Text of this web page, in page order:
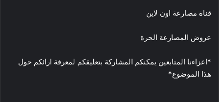
قناة مصارعة اون لاين
عروض المصارعة الحرة
*اعزاءنا المتابعين يمكنكم المشاركة بتعليقكم لمعرفة ارائكم حول
هذا الموضوع*